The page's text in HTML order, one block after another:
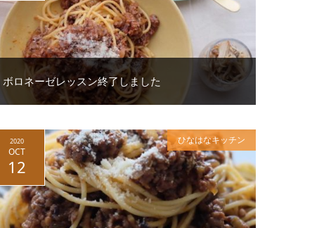
ボロネーゼレッスン終了しました
2020
OCT
12
ひなはなキッチン